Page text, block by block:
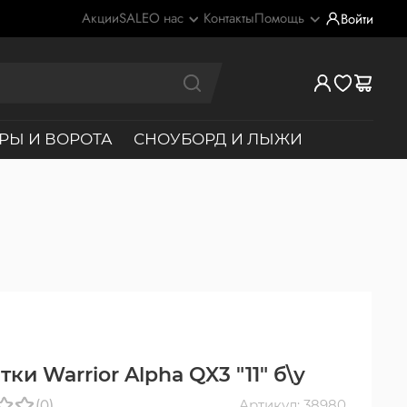
АкцииSALEО нас КонтактыПомощь Войти
И ВОРОТА СНОУБОРД И ЛЫЖИ
Warrior Alpha QX3 "11" б\у